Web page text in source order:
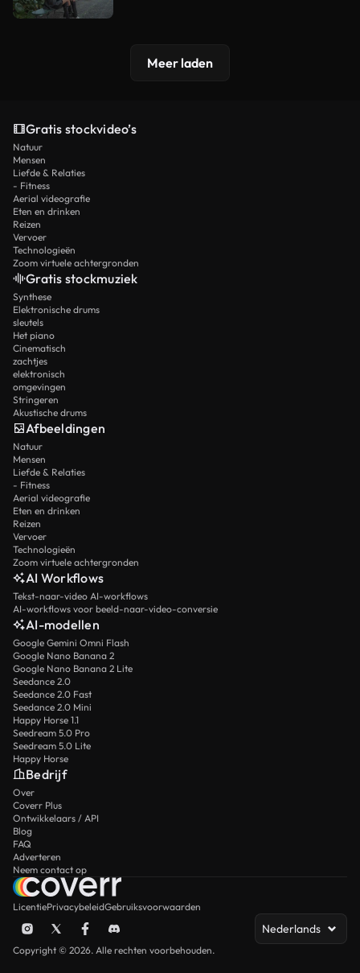
Meer laden
Gratis stockvideo’s
Natuur
Mensen
Liefde & Relaties
- Fitness
Aerial videografie
Eten en drinken
Reizen
Vervoer
Technologieën
Zoom virtuele achtergronden
Gratis stockmuziek
Synthese
Elektronische drums
sleutels
Het piano
Cinematisch
zachtjes
elektronisch
omgevingen
Stringeren
Akustische drums
Afbeeldingen
Natuur
Mensen
Liefde & Relaties
- Fitness
Aerial videografie
Eten en drinken
Reizen
Vervoer
Technologieën
Zoom virtuele achtergronden
AI Workflows
Tekst-naar-video AI-workflows
AI-workflows voor beeld-naar-video-conversie
AI-modellen
Google Gemini Omni Flash
Google Nano Banana 2
Google Nano Banana 2 Lite
Seedance 2.0
Seedance 2.0 Fast
Seedance 2.0 Mini
Happy Horse 1.1
Seedream 5.0 Pro
Seedream 5.0 Lite
Happy Horse
Bedrijf
Over
Coverr Plus
Ontwikkelaars / API
Blog
FAQ
Adverteren
Neem contact op
LicentiePrivacybeleidGebruiksvoorwaarden
Nederlands
Copyright © 2026. Alle rechten voorbehouden.